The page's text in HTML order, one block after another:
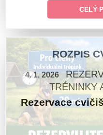
CELÝ
ROZPIS
4. 1. 2026
TRÉNINKY
Rezervace